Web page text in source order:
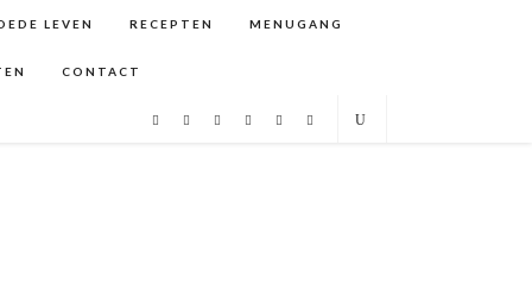
LEVEN RECEPTEN MENUGANG
CONTACT